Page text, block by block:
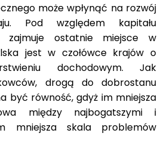
może wpłynąć na rozwój
Pod względem kapitału
zajmuje ostatnie miejsce w
jest w czołówce krajów o
dochodowym. Jak
drogą do dobrostanu
być równość, gdyż im mniejsza
między najbogatszymi i
mniejsza skala problemów